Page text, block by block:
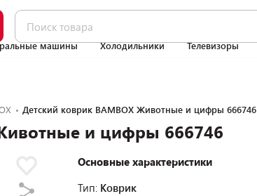
машины Холодильники Телевизоры
Детский коврик BAMBOX Животные и цифры 666746
и цифры 666746
Основные характеристики
Тип: Коврик